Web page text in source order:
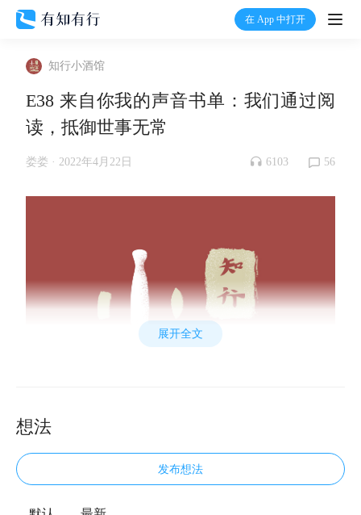
在 App 中打开
打
加入我们
知行小酒馆
E38 来自你我的声音书单：我们通过阅
读，抵御世事无常
娄娄 · 2022年4月22日 6103 56
展开全文
想法
发布想法